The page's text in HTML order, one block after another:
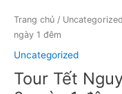
Trang chủ / Uncategorized
ngày 1 đêm
Uncategorized
Tour Tết